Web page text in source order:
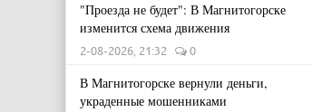
"Проезда не будет": В Магнитогорске
изменится схема движения
2-08-2026, 21:32 0
В Магнитогорске вернули деньги,
украденные мошенниками